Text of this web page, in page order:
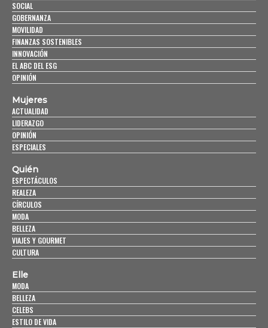
SOCIAL
GOBERNANZA
MOVILIDAD
FINANZAS SOSTENIBLES
INNOVACIÓN
EL ABC DEL ESG
OPINIÓN
Mujeres
ACTUALIDAD
LIDERAZGO
OPINIÓN
ESPECIALES
Quién
ESPECTÁCULOS
REALEZA
CÍRCULOS
MODA
BELLEZA
VIAJES Y GOURMET
CULTURA
Elle
MODA
BELLEZA
CELEBS
ESTILO DE VIDA